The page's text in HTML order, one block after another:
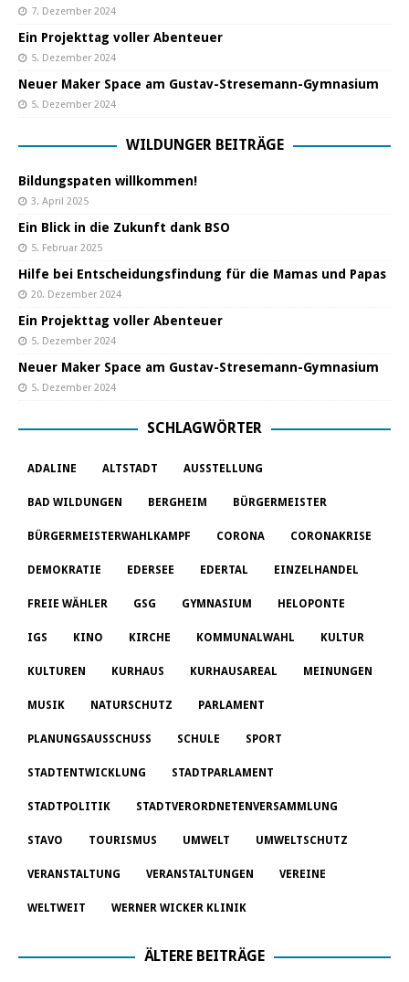
7. Dezember 2024
Ein Projekttag voller Abenteuer
5. Dezember 2024
Neuer Maker Space am Gustav-Stresemann-Gymnasium
5. Dezember 2024
WILDUNGER BEITRÄGE
Bildungspaten willkommen!
3. April 2025
Ein Blick in die Zukunft dank BSO
5. Februar 2025
Hilfe bei Entscheidungsfindung für die Mamas und Papas
20. Dezember 2024
Ein Projekttag voller Abenteuer
5. Dezember 2024
Neuer Maker Space am Gustav-Stresemann-Gymnasium
5. Dezember 2024
SCHLAGWÖRTER
ADALINE ALTSTADT AUSSTELLUNG
BAD WILDUNGEN BERGHEIM BÜRGERMEISTER
BÜRGERMEISTERWAHLKAMPF CORONA CORONAKRISE
DEMOKRATIE EDERSEE EDERTAL EINZELHANDEL
FREIE WÄHLER GSG GYMNASIUM HELOPONTE
IGS KINO KIRCHE KOMMUNALWAHL KULTUR
KULTUREN KURHAUS KURHAUSAREAL MEINUNGEN
MUSIK NATURSCHUTZ PARLAMENT
PLANUNGSAUSSCHUSS SCHULE SPORT
STADTENTWICKLUNG STADTPARLAMENT
STADTPOLITIK STADTVERORDNETENVERSAMMLUNG
STAVO TOURISMUS UMWELT UMWELTSCHUTZ
VERANSTALTUNG VERANSTALTUNGEN VEREINE
WELTWEIT WERNER WICKER KLINIK
ÄLTERE BEITRÄGE